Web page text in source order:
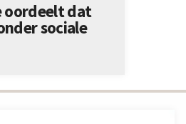
oordeelt dat
sociale